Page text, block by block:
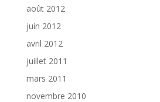
août 2012
juin 2012
avril 2012
juillet 2011
mars 2011
novembre 2010